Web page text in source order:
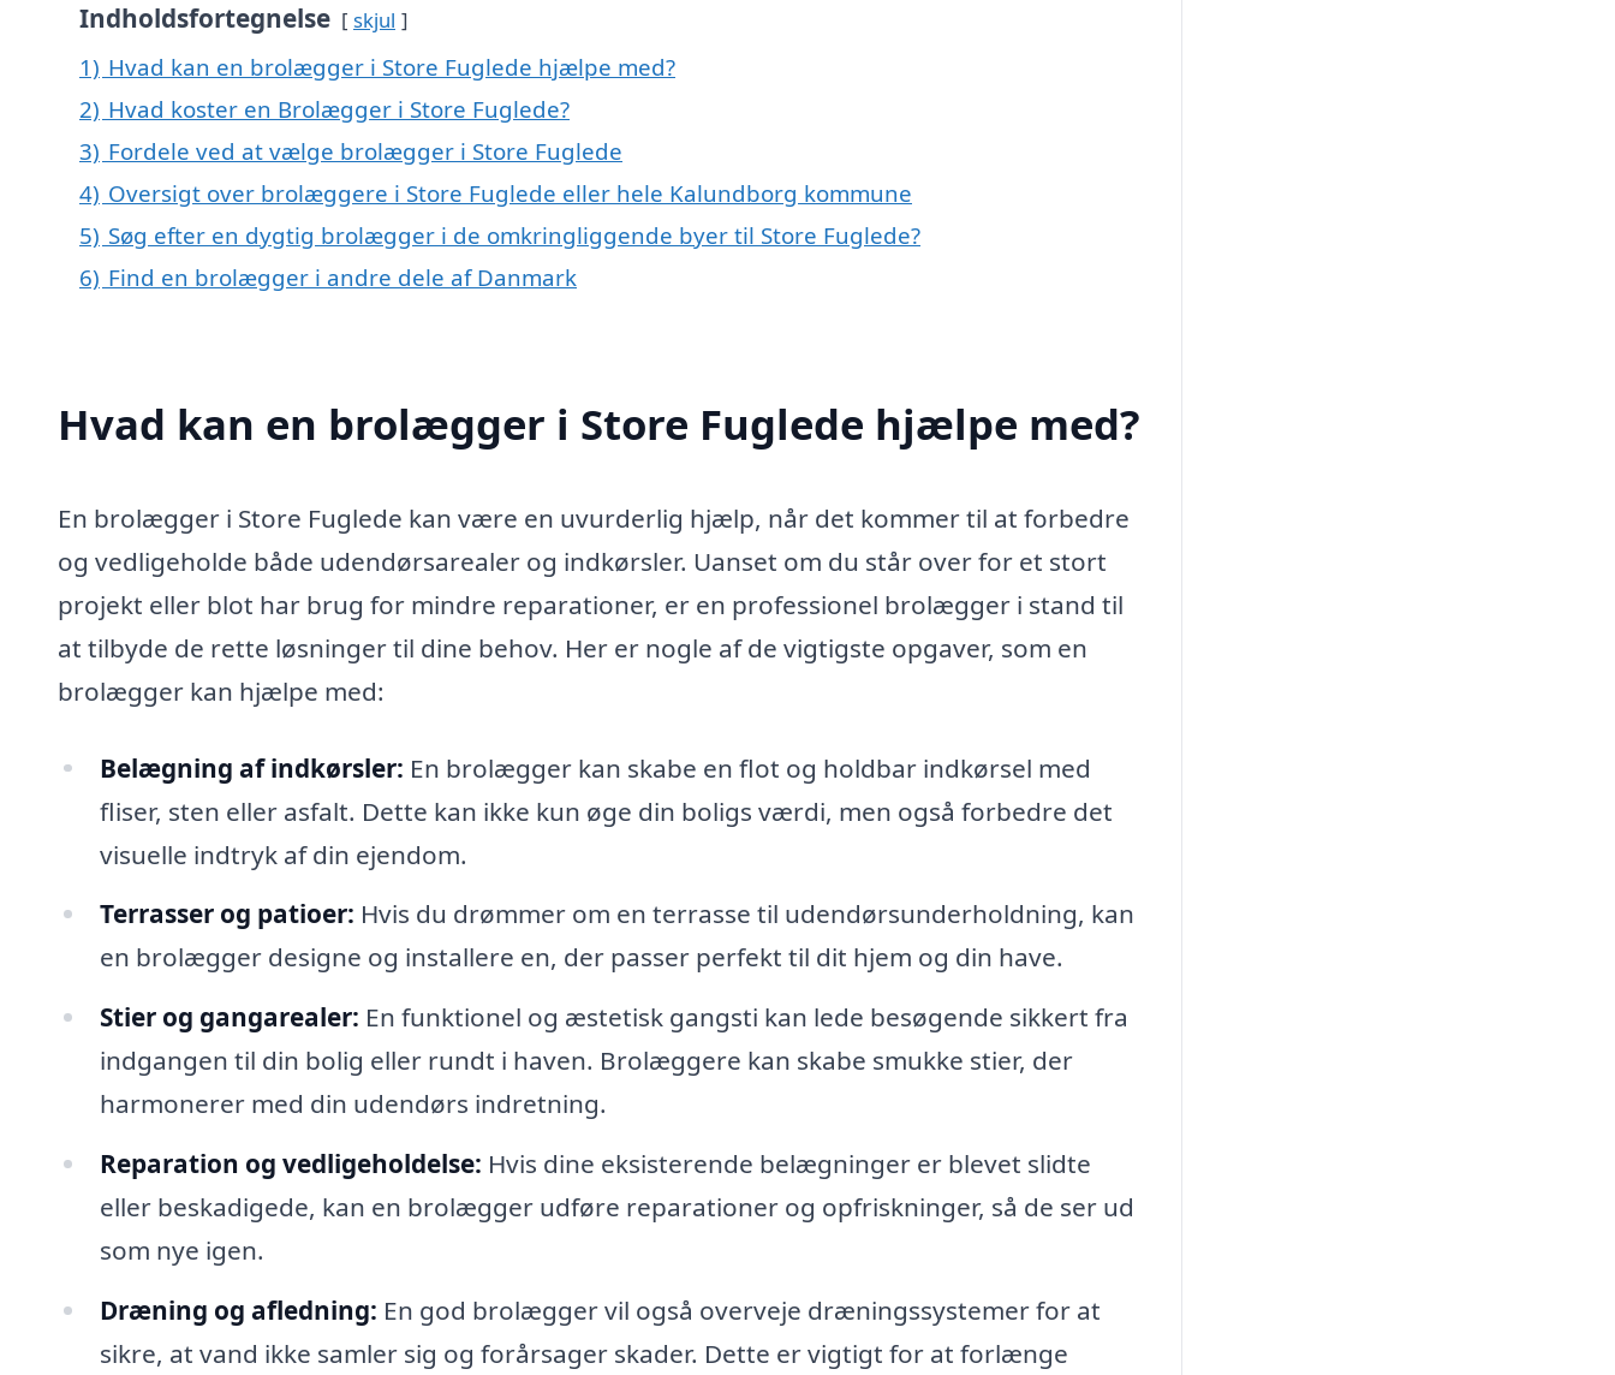
Indholdsfortegnelse skjul
1) Hvad kan en brolægger i Store Fuglede hjælpe med?
2) Hvad koster en Brolægger i Store Fuglede?
3) Fordele ved at vælge brolægger i Store Fuglede
4) Oversigt over brolæggere i Store Fuglede eller hele Kalundborg kommune
5) Søg efter en dygtig brolægger i de omkringliggende byer til Store Fuglede?
6) Find en brolægger i andre dele af Danmark
Hvad kan en brolægger i Store Fuglede hjælpe med?
En brolægger i Store Fuglede kan være en uvurderlig hjælp, når det kommer til at forbedre
og vedligeholde både udendørsarealer og indkørsler. Uanset om du står over for et stort
projekt eller blot har brug for mindre reparationer, er en professionel brolægger i stand til
at tilbyde de rette løsninger til dine behov. Her er nogle af de vigtigste opgaver, som en
brolægger kan hjælpe med:
Belægning af indkørsler: En brolægger kan skabe en flot og holdbar indkørsel med
fliser, sten eller asfalt. Dette kan ikke kun øge din boligs værdi, men også forbedre det
visuelle indtryk af din ejendom.
Terrasser og patioer: Hvis du drømmer om en terrasse til udendørsunderholdning, kan
en brolægger designe og installere en, der passer perfekt til dit hjem og din have.
Stier og gangarealer: En funktionel og æstetisk gangsti kan lede besøgende sikkert fra
indgangen til din bolig eller rundt i haven. Brolæggere kan skabe smukke stier, der
harmonerer med din udendørs indretning.
Reparation og vedligeholdelse: Hvis dine eksisterende belægninger er blevet slidte
eller beskadigede, kan en brolægger udføre reparationer og opfriskninger, så de ser ud
som nye igen.
Dræning og afledning: En god brolægger vil også overveje dræningssystemer for at
sikre, at vand ikke samler sig og forårsager skader. Dette er vigtigt for at forlænge